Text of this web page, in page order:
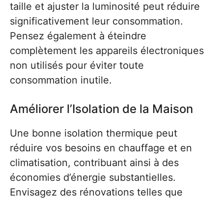
taille et ajuster la luminosité peut réduire
significativement leur consommation.
Pensez également à éteindre
complètement les appareils électroniques
non utilisés pour éviter toute
consommation inutile.
Améliorer l’Isolation de la Maison
Une bonne isolation thermique peut
réduire vos besoins en chauffage et en
climatisation, contribuant ainsi à des
économies d’énergie substantielles.
Envisagez des rénovations telles que